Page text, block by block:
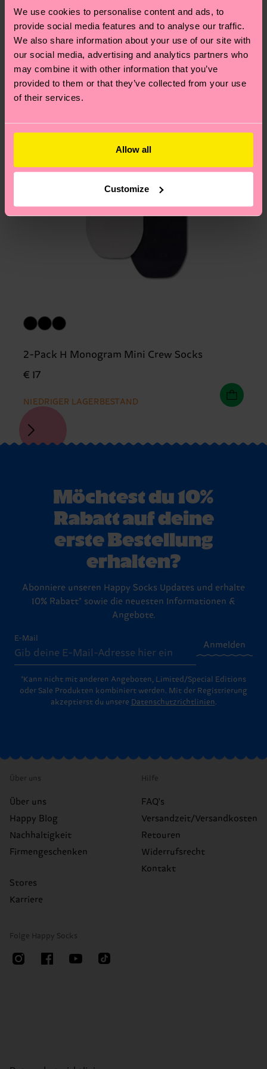
We use cookies to personalise content and ads, to
provide social media features and to analyse our traffic.
We also share information about your use of our site with
our social media, advertising and analytics partners who
may combine it with other information that you’ve
provided to them or that they’ve collected from your use
of their services.
Allow all
Customize
und die genaue Lieferzeit von der lokalen Post in
deinem Land abhängt.
Du hast Fragen zu einer Retoure? In unserem
Hilfebereich im Artikel Retouren findest du die
am häufigsten gestellten Fragen.
2-Pack H Monogram Mini Crew Socks
€ 17
NIEDRIGER LAGERBESTAND
Möchtest du 10%
Rabatt auf deine
erste Bestellung
erhalten?
Abonniere unseren Happy Socks Updates und erhalte
10% Rabatt* sowie die neuesten Informationen &
Angebote.
E-Mail
Anmelden
*Kann nicht mit anderen Angeboten, Limited/Special Editions
oder Sale Produkten kombiniert werden. Mit der Registrierung
akzeptierst du unsere Datenschutzrichtlinien.
Über uns
Über uns
Happy Blog
Nachhaltigkeit
Firmengeschenken
Stores
Karriere
Hilfe
FAQ's
Versandzeit/Versandkosten
Retouren
Widerrufsrecht
Kontakt
Folge Happy Socks